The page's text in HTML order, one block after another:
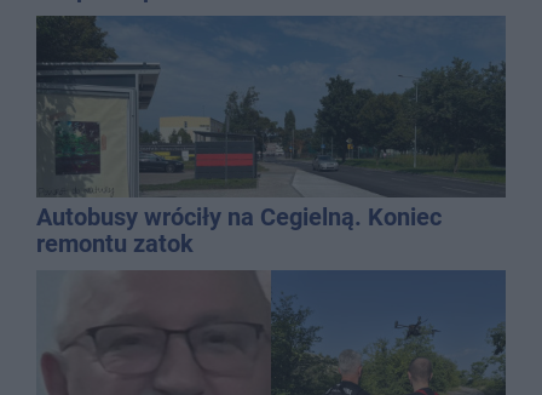
Autobusy wróciły na Cegielną. Koniec
remontu zatok